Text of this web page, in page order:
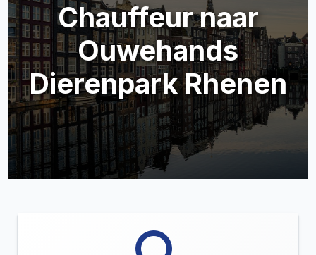
Chauffeur naar
Ouwehands
Dierenpark Rhenen